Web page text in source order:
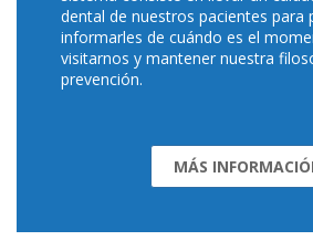
dental de nuestros pacientes para
informarles de cuándo es el
visitarnos y mantener nuestra
prevención.
MÁS